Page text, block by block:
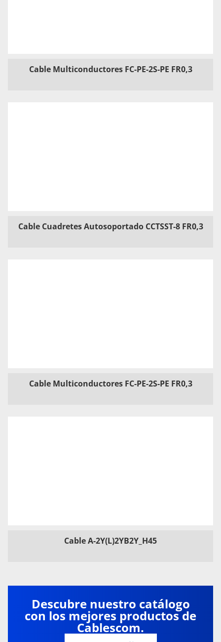
Cable Multiconductores FC-PE-2S-PE FR0,3
Cable Cuadretes Autosoportado CCTSST-8 FR0,3
Cable Multiconductores FC-PE-2S-PE FR0,3
Cable A-2Y(L)2YB2Y_H45
Descubre nuestro catálogo
con los mejores productos de
Cablescom.